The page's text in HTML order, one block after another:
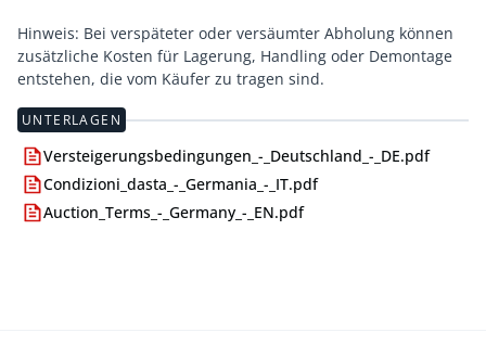
Hinweis: Bei verspäteter oder versäumter Abholung können
zusätzliche Kosten für Lagerung, Handling oder Demontage
entstehen, die vom Käufer zu tragen sind.
UNTERLAGEN
Versteigerungsbedingungen_-_Deutschland_-_DE.pdf
Condizioni_dasta_-_Germania_-_IT.pdf
Auction_Terms_-_Germany_-_EN.pdf